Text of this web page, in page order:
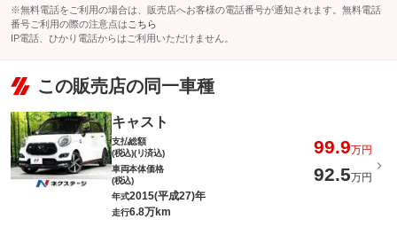
※無料電話をご利用の場合は、販売店へお客様の電話番号が通知されます。無料電話
番号ご利用の際の注意点は こちら
IP電話、ひかり電話からはご利用いただけません。
この販売店の同一車種
キャスト
支払総額
(税込)(リ済込)
99.9万円
車両本体価格
(税込)
92.5万円
年式2015(平成27)年
走行6.8万km